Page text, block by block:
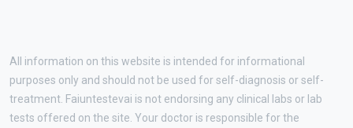
All information on this website is intended for informational
purposes only and should not be used for self-diagnosis or self-
treatment. Faiuntestevai is not endorsing any clinical labs or lab
tests offered on the site. Your doctor is responsible for the